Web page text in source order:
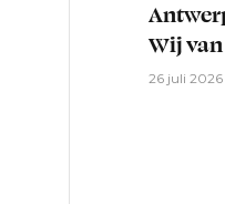
Wij
26 juli 2026